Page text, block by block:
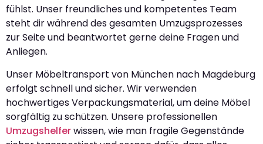
fühlst. Unser freundliches und kompetentes Team
steht dir während des gesamten Umzugsprozesses
zur Seite und beantwortet gerne deine Fragen und
Anliegen.
Unser Möbeltransport von München nach Magdeburg
erfolgt schnell und sicher. Wir verwenden
hochwertiges Verpackungsmaterial, um deine Möbel
sorgfältig zu schützen. Unsere professionellen
Umzugshelferwissen, wie man fragile Gegenstände